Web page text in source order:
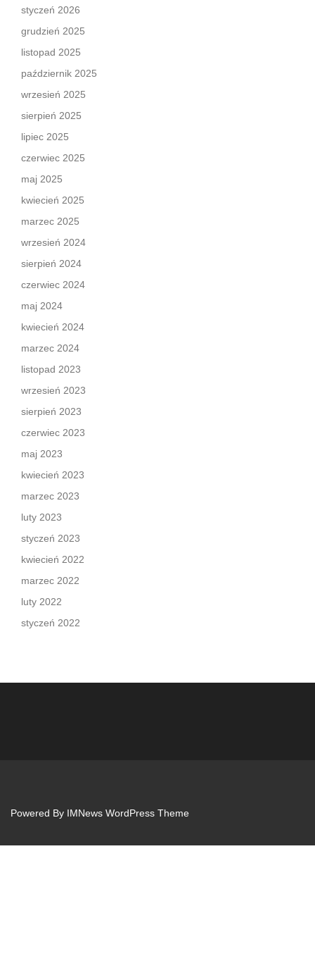
styczeń 2026
grudzień 2025
listopad 2025
październik 2025
wrzesień 2025
sierpień 2025
lipiec 2025
czerwiec 2025
maj 2025
kwiecień 2025
marzec 2025
wrzesień 2024
sierpień 2024
czerwiec 2024
maj 2024
kwiecień 2024
marzec 2024
listopad 2023
wrzesień 2023
sierpień 2023
czerwiec 2023
maj 2023
kwiecień 2023
marzec 2023
luty 2023
styczeń 2023
kwiecień 2022
marzec 2022
luty 2022
styczeń 2022
Powered By IMNews WordPress Theme